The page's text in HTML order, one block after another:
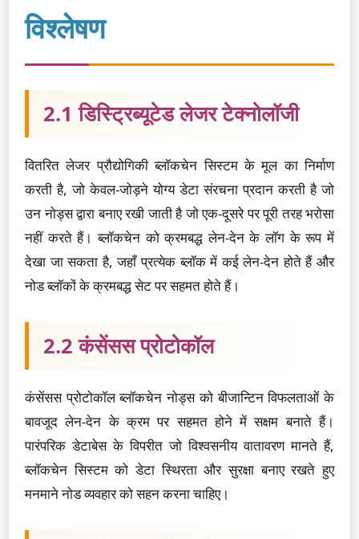
विश्लेषण
2.1 डिस्ट्रिब्यूटेड लेजर टेक्नोलॉजी
वितरित लेजर प्रौद्योगिकी ब्लॉकचेन सिस्टम के मूल का निर्माण
करती है, जो केवल-जोड़ने योग्य डेटा संरचना प्रदान करती है जो
उन नोड्स द्वारा बनाए रखी जाती है जो एक-दूसरे पर पूरी तरह भरोसा
नहीं करते हैं। ब्लॉकचेन को क्रमबद्ध लेन-देन के लॉग के रूप में
देखा जा सकता है, जहाँ प्रत्येक ब्लॉक में कई लेन-देन होते हैं और
नोड ब्लॉकों के क्रमबद्ध सेट पर सहमत होते हैं।
2.2 कंसेंसस प्रोटोकॉल
कंसेंसस प्रोटोकॉल ब्लॉकचेन नोड्स को बीजान्टिन विफलताओं के
बावजूद लेन-देन के क्रम पर सहमत होने में सक्षम बनाते हैं।
पारंपरिक डेटाबेस के विपरीत जो विश्वसनीय वातावरण मानते हैं,
ब्लॉकचेन सिस्टम को डेटा स्थिरता और सुरक्षा बनाए रखते हुए
मनमाने नोड व्यवहार को सहन करना चाहिए।